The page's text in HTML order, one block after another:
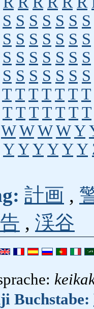
S S S S S S S
S S S S S S S
S S S S S S S
S S S S S S S
T T T T T T T
T T T T T T T
W W W W Y
Y Y Y Y Y Y
計画 ,
, 渓谷
Buchstabe: